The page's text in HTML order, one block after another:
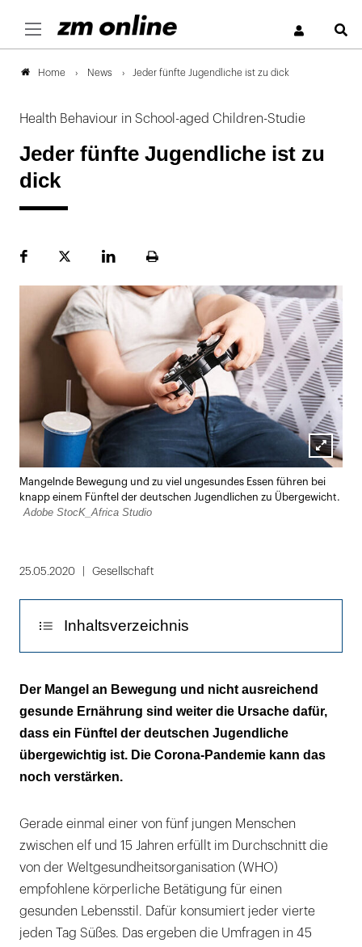
Home News Jeder fünfte Jugendliche ist zu dick
Health Behaviour in School-aged Children-Studie
Jeder fünfte Jugendliche ist zu
dick
FacebookPlattformLinekdInSeite
Lightbox
öffnen
Mangelnde Bewegung und zu viel ungesundes Essen führen bei
knapp einem Fünftel der deutschen Jugendlichen zu Übergewicht.
Adobe StocK_Africa Studio
25.05.2020 Gesellschaft
Inhaltsverzeichnis
14 Prozent der Jungen und 18 Prozent der
Mädchen halten sich selbst für
übergewichtig
Während der Corona-Pandemie sinkt der
Bewegungsanteil weiter
Der Mangel an Bewegung und nicht ausreichend
gesunde Ernährung sind weiter die Ursache dafür,
dass ein Fünftel der deutschen Jugendliche
übergewichtig ist. Die Corona-Pandemie kann das
noch verstärken.
Gerade einmal einer von fünf jungen Menschen
zwischen elf und 15 Jahren erfüllt im Durchschnitt die
von der Weltgesundheitsorganisation (WHO)
empfohlene körperliche Betätigung für einen
gesunden Lebensstil. Dafür konsumiert jeder vierte
jeden Tag Süßes. Das ergeben die Umfragen in 45